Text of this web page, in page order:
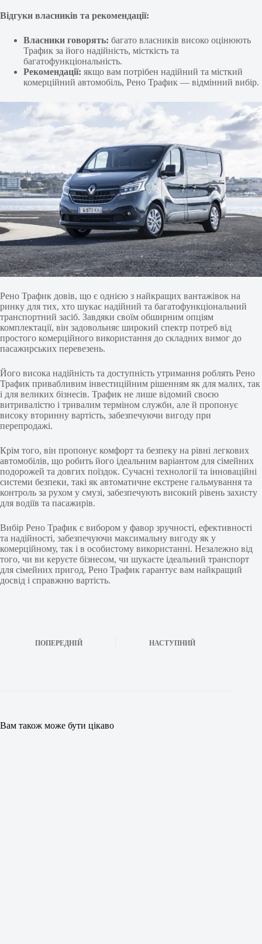
Відгуки власників та рекомендації:
Власники говорять: багато власників високо оцінюють
Трафик за його надійність, місткість та
багатофункціональність.
Рекомендації: якщо вам потрібен надійний та місткий
комерційний автомобіль, Рено Трафик — відмінний вибір.
Рено Трафик довів, що є однією з найкращих вантажівок на
ринку для тих, хто шукає надійний та багатофункціональний
транспортний засіб. Завдяки своїм обширним опціям
комплектації, він задовольняє широкий спектр потреб від
простого комерційного використання до складних вимог до
пасажирських перевезень.
Його висока надійність та доступність утримання роблять Рено
Трафик привабливим інвестиційним рішенням як для малих, так
і для великих бізнесів. Трафик не лише відомий своєю
витривалістю і тривалим терміном служби, але й пропонує
високу вторинну вартість, забезпечуючи вигоду при
перепродажі.
Крім того, він пропонує комфорт та безпеку на рівні легкових
автомобілів, що робить його ідеальним варіантом для сімейних
подорожей та довгих поїздок. Сучасні технології та інноваційні
системи безпеки, такі як автоматичне екстрене гальмування та
контроль за рухом у смузі, забезпечують високий рівень захисту
для водіїв та пасажирів.
Вибір Рено Трафик є вибором у фавор зручності, ефективності
та надійності, забезпечуючи максимальну вигоду як у
комерційному, так і в особистому використанні. Незалежно від
того, чи ви керуєте бізнесом, чи шукаєте ідеальний транспорт
для сімейних пригод, Рено Трафик гарантує вам найкращий
досвід і справжню вартість.
ПОПЕРЕДНІЙ НАСТУПНИЙ
Вам також може бути цікаво